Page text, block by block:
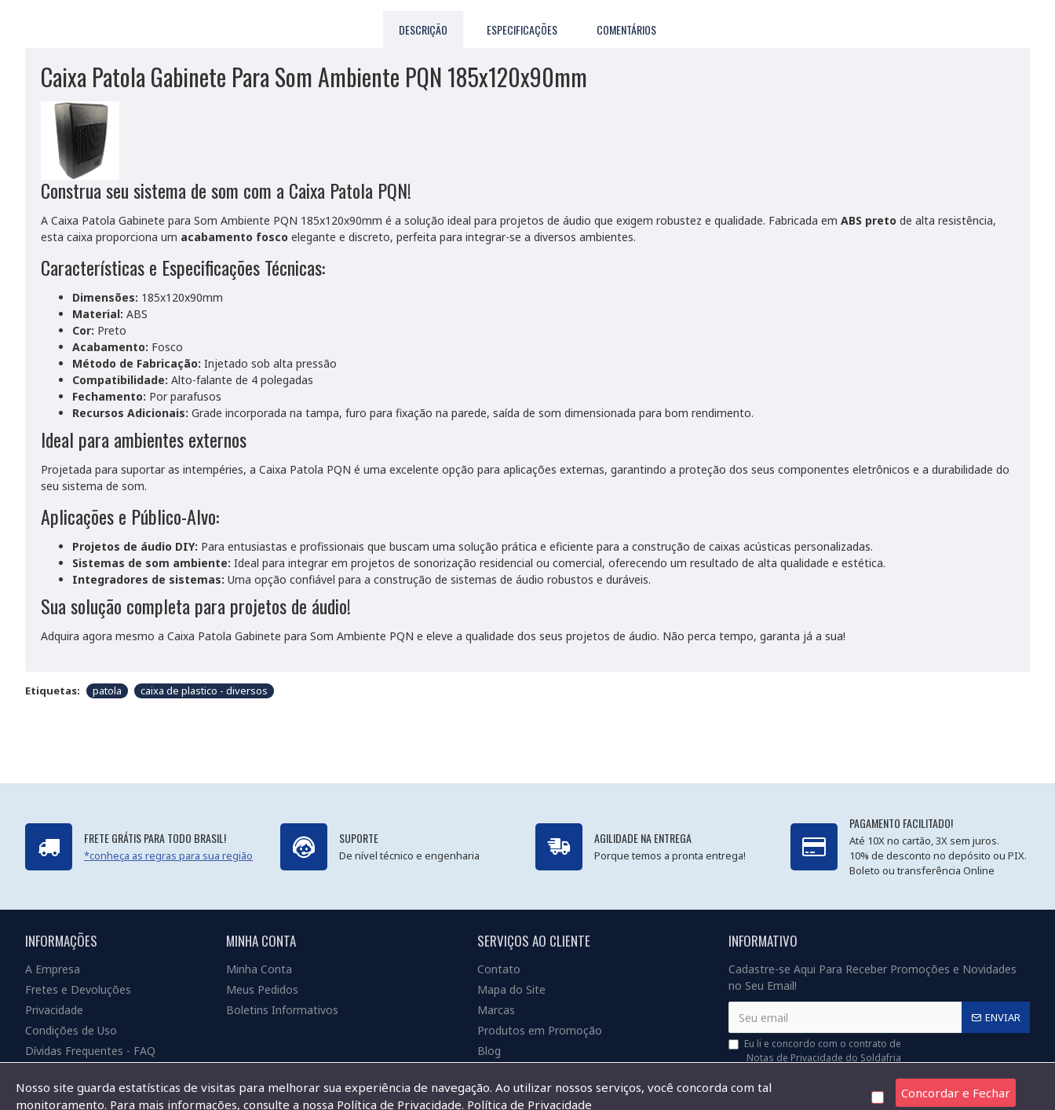
DESCRIÇÃO ESPECIFICAÇÕES COMENTÁRIOS
Caixa Patola Gabinete Para Som Ambiente PQN 185x120x90mm
Construa seu sistema de som com a Caixa Patola PQN!
A Caixa Patola Gabinete para Som Ambiente PQN 185x120x90mm é a solução ideal para projetos de áudio que exigem robustez e qualidade. Fabricada em ABS preto de alta resistência,
esta caixa proporciona um acabamento fosco elegante e discreto, perfeita para integrar-se a diversos ambientes.
Características e Especificações Técnicas:
Dimensões: 185x120x90mm
Material: ABS
Cor: Preto
Acabamento: Fosco
Método de Fabricação: Injetado sob alta pressão
Compatibilidade: Alto-falante de 4 polegadas
Fechamento: Por parafusos
Recursos Adicionais: Grade incorporada na tampa, furo para fixação na parede, saída de som dimensionada para bom rendimento.
Ideal para ambientes externos
Projetada para suportar as intempéries, a Caixa Patola PQN é uma excelente opção para aplicações externas, garantindo a proteção dos seus componentes eletrônicos e a durabilidade do
seu sistema de som.
Aplicações e Público-Alvo:
Projetos de áudio DIY: Para entusiastas e profissionais que buscam uma solução prática e eficiente para a construção de caixas acústicas personalizadas.
Sistemas de som ambiente: Ideal para integrar em projetos de sonorização residencial ou comercial, oferecendo um resultado de alta qualidade e estética.
Integradores de sistemas: Uma opção confiável para a construção de sistemas de áudio robustos e duráveis.
Sua solução completa para projetos de áudio!
Adquira agora mesmo a Caixa Patola Gabinete para Som Ambiente PQN e eleve a qualidade dos seus projetos de áudio. Não perca tempo, garanta já a sua!
Etiquetas: patola caixa de plastico - diversos
FRETE GRÁTIS PARA TODO BRASIL!
*conheça as regras para sua região
SUPORTE
De nível técnico e engenharia
AGILIDADE NA ENTREGA
Porque temos a pronta entrega!
PAGAMENTO FACILITADO!
Até 10X no cartão, 3X sem juros.
10% de desconto no depósito ou PIX.
Boleto ou transferência Online
INFORMAÇÕES
A Empresa
Fretes e Devoluções
Privacidade
Condições de Uso
Dívidas Frequentes - FAQ
MINHA CONTA
Minha Conta
Meus Pedidos
Boletins Informativos
SERVIÇOS AO CLIENTE
Contato
Mapa do Site
Marcas
Produtos em Promoção
Blog
INFORMATIVO
Cadastre-se Aqui Para Receber Promoções e Novidades
no Seu Email!
ENVIAR
Eu li e concordo com o contrato de
Notas de Privacidade do Soldafria
Nosso site guarda estatísticas de visitas para melhorar sua experiência de navegação. Ao utilizar nossos serviços, você concorda com tal
monitoramento. Para mais informações, consulte a nossa Política de Privacidade. Política de Privacidade
Concordar e Fechar